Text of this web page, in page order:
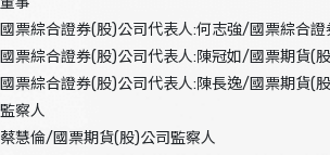
國票綜合證券(股)公司代表人:何志強/國票綜合
國票綜合證券(股)公司代表人:陳冠如/國票期貨(
國票綜合證券(股)公司代表人:陳長逸/國票期貨(
監察人
蔡慧倫/國票期貨(股)公司監察人